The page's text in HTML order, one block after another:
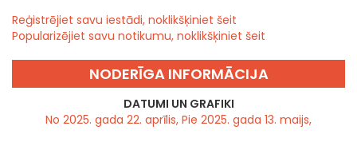
Reģistrējiet savu iestādi, noklikšķiniet šeit
Popularizējiet savu notikumu, noklikšķiniet šeit
NODERĪGA INFORMĀCIJA
DATUMI UN GRAFIKI
No 2025. gada 22. aprīlis, Pie 2025. gada 13. maijs,